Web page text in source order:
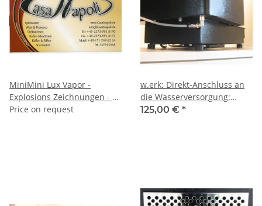
MiniMini Lux Vapor -
Explosions Zeichnungen - 2
* Kaffee + Dampf +
Price on request
w.erk: Direkt-Anschluss an
die Wasserversorgung:
Optional zu jeder MiniMini
125,00 € *